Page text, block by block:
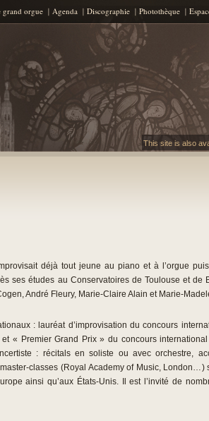
grand orgue Agenda Discographie Photothèque
This site is also
déjà tout jeune au piano et à l’orgue
ses études au Conservatoires de Toulouse et de
André Fleury, Marie-Claire Alain et Marie-
: lauréat d’improvisation du concours
« Premier Grand Prix » du concours
: récitals en soliste ou avec orchestre,
classes (Royal Academy of Music, London…)
ainsi qu’aux États-Unis. Il est l’invité de